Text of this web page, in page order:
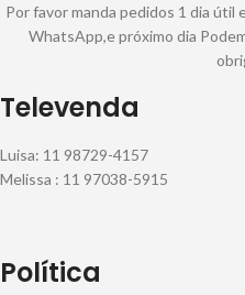
Por favor manda pedidos 1 dia
WhatsApp,e próximo dia
Televenda
Luisa: 11 98729-4157
Melissa : 11 97038-5915
Política